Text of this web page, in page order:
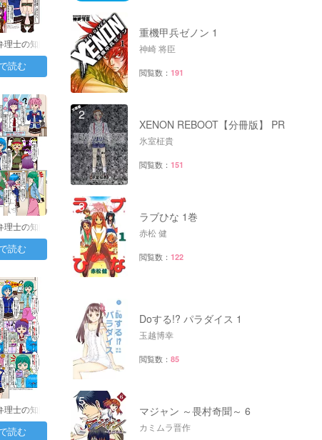
士の知財
目：…
読む
士の知財
目：…
読む
士の知財
目：…
読む
1
重機甲兵ゼノン 1
神崎 将臣
閲覧数： 191
2
XENON REBOOT【分冊版】 PR
氷室柾貴
閲覧数： 151
3
ラブひな 1巻
赤松 健
閲覧数： 122
Doする!? パラダイス 1
玉越博幸
閲覧数： 85
5
マジャン ～畏村奇聞～ 6
カミムラ晋作